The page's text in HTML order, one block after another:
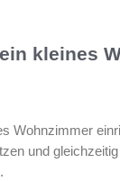
kleines
Wohnzimmer
und